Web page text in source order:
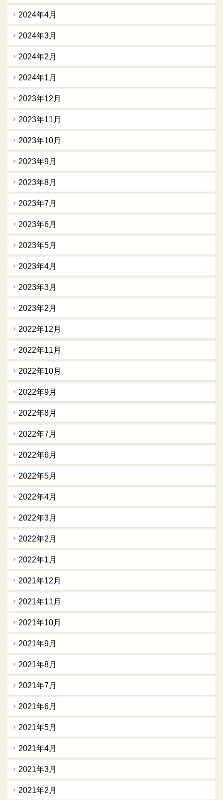
2024年4月
2024年3月
2024年2月
2024年1月
2023年12月
2023年11月
2023年10月
2023年9月
2023年8月
2023年7月
2023年6月
2023年5月
2023年4月
2023年3月
2023年2月
2022年12月
2022年11月
2022年10月
2022年9月
2022年8月
2022年7月
2022年6月
2022年5月
2022年4月
2022年3月
2022年2月
2022年1月
2021年12月
2021年11月
2021年10月
2021年9月
2021年8月
2021年7月
2021年6月
2021年5月
2021年4月
2021年3月
2021年2月